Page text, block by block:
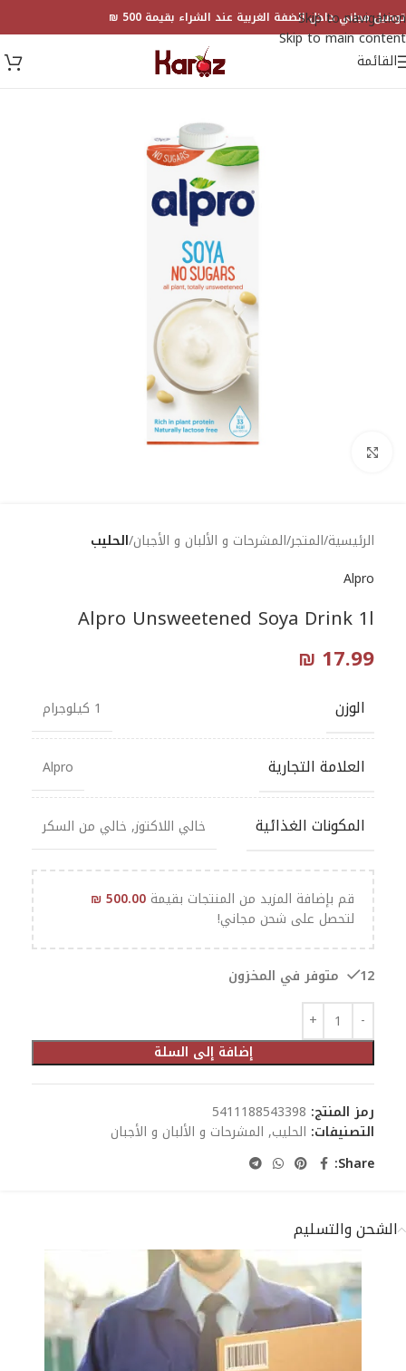
Skip to navigation
Skip to main content
توصيل مجاني داخل الضفة الغربية عند الشراء بقيمة 500 ₪
القائمة
الرئيسية المتجر المشرحات و الألبان و الأجبان الحليب
Alpro
Alpro Unsweetened Soya Drink 1l
₪ 17.99
الوزن 1 كيلوجرام
العلامة التجارية Alpro
المكونات الغذائية خالي اللاكتوز, خالي من السكر
قم بإضافة المزيد من المنتجات بقيمة ₪500.00
لتحصل على شحن مجاني!
12 متوفر في المخزون
إضافة إلى السلة
رمز المنتج: 5411188543398
التصنيفات: الحليب, المشرحات و الألبان و الأجبان
Share:
الشحن والتسليم